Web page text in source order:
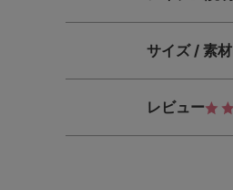
サイズ / 素材
レビュー